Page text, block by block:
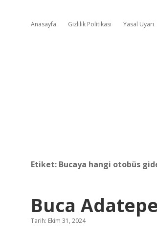
Anasayfa Gizlilik Politikası Yasal Uyarı
Etiket: Bucaya hangi otobüs
Buca
Tarih: Ekim 31, 2024